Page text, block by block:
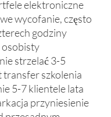
elektroniczne
wycofanie, często
godziny
osobisty
strzelać 3-5
transfer szkolenia
5-7 klientele lata
przyniesienie